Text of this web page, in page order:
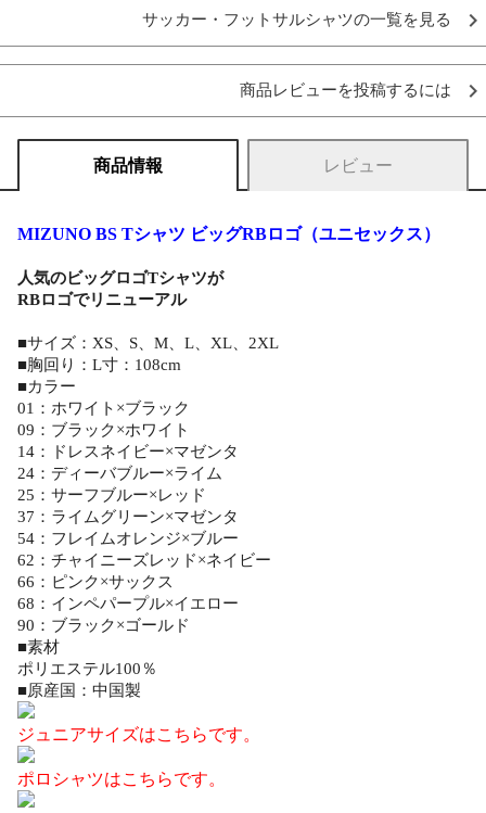
サッカー・フットサルシャツの一覧を見る
商品レビューを投稿するには
商品情報 レビュー
MIZUNO BS Tシャツ ビッグRBロゴ（ユニセックス）
人気のビッグロゴTシャツが
RBロゴでリニューアル
■サイズ：XS、S、M、L、XL、2XL
■胸回り：L寸：108cm
■カラー
01：ホワイト×ブラック
09：ブラック×ホワイト
14：ドレスネイビー×マゼンタ
24：ディーバブルー×ライム
25：サーフブルー×レッド
37：ライムグリーン×マゼンタ
54：フレイムオレンジ×ブルー
62：チャイニーズレッド×ネイビー
66：ピンク×サックス
68：インペパープル×イエロー
90：ブラック×ゴールド
■素材
ポリエステル100％
■原産国：中国製
ジュニアサイズはこちらです。
ポロシャツはこちらです。